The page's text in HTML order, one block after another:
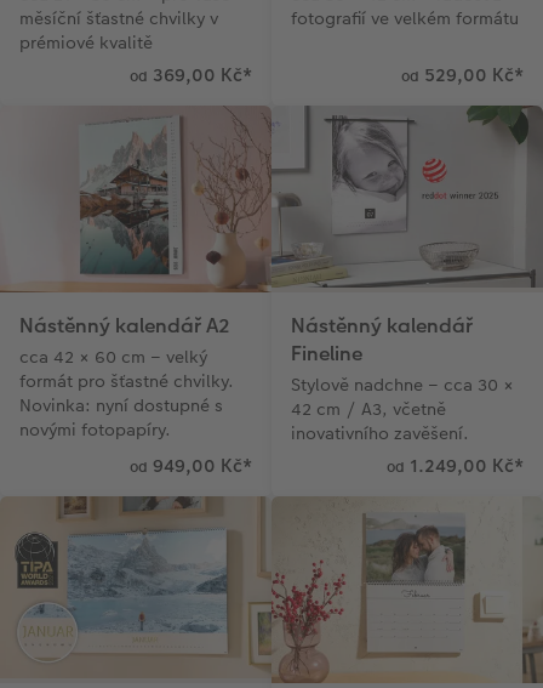
měsíční šťastné chvilky v
prémiové kvalitě
od 369,00 Kč*
fotografií ve velkém formátu
od 529,00 Kč*
Nástěnný kalendář A2
cca 42 × 60 cm – velký
formát pro šťastné chvilky.
Novinka: nyní dostupné s
novými fotopapíry.
od 949,00 Kč*
Nástěnný kalendář
Fineline
Stylově nadchne – cca 30 ×
42 cm / A3, včetně
inovativního zavěšení.
od 1.249,00 Kč*